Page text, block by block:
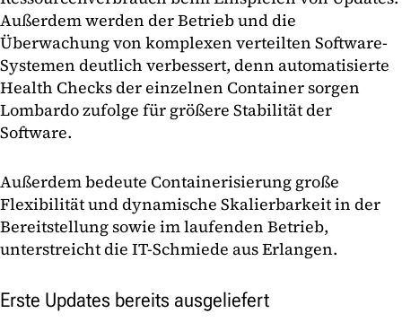
Außerdem werden der Betrieb und die
Überwachung von komplexen verteilten Software-
Systemen deutlich verbessert, denn automatisierte
Health Checks der einzelnen Container sorgen
Lombardo zufolge für größere Stabilität der
Software.
Außerdem bedeute Containerisierung große
Flexibilität und dynamische Skalierbarkeit in der
Bereitstellung sowie im laufenden Betrieb,
unterstreicht die IT-Schmiede aus Erlangen.
Erste Updates bereits ausgeliefert